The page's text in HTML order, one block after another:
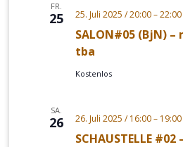
FR.
25
SALON#05 (BjN)
tba
25. Juli 2025 / 20:00–22:00
Kostenlos
SA.
26
SCHAUSTELLE
26. Juli 2025 / 16:00– 19:00